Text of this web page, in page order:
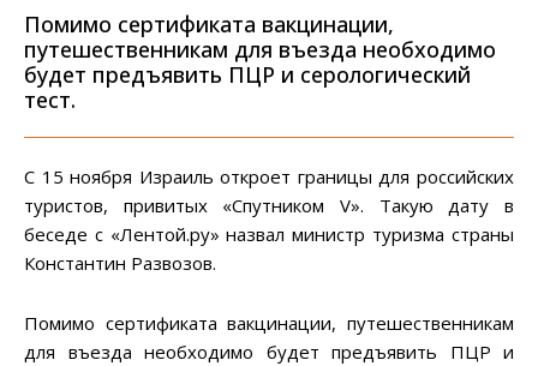
Помимо сертификата вакцинации,
путешественникам для въезда необходимо
будет предъявить ПЦР и серологический
тест.
С 15 ноября Израиль откроет границы для российских
туристов, привитых «Спутником V». Такую дату в
беседе с «Лентой.ру» назвал министр туризма страны
Константин Развозов.
Помимо сертификата вакцинации, путешественникам
для въезда необходимо будет предъявить ПЦР и